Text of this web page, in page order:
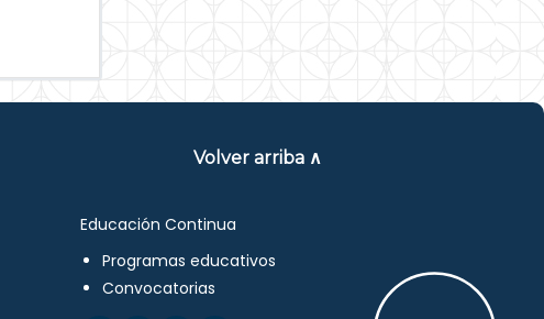
Volver arriba ∧
Educación Continua
Programas educativos
Convocatorias